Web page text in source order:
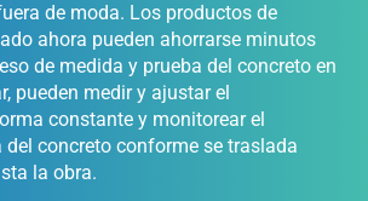
de moda. Los productos de
ahora pueden ahorrarse minutos
de medida y prueba del concreto en
pueden medir y ajustar el
constante y monitorear el
concreto conforme se traslada
la obra.